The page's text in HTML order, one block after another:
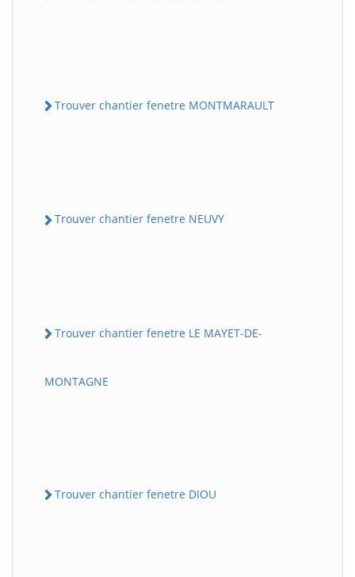
Trouver chantier fenetre MONTMARAULT
Trouver chantier fenetre NEUVY
Trouver chantier fenetre LE MAYET-DE-
MONTAGNE
Trouver chantier fenetre DIOU